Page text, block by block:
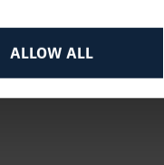
ALLOW ALL